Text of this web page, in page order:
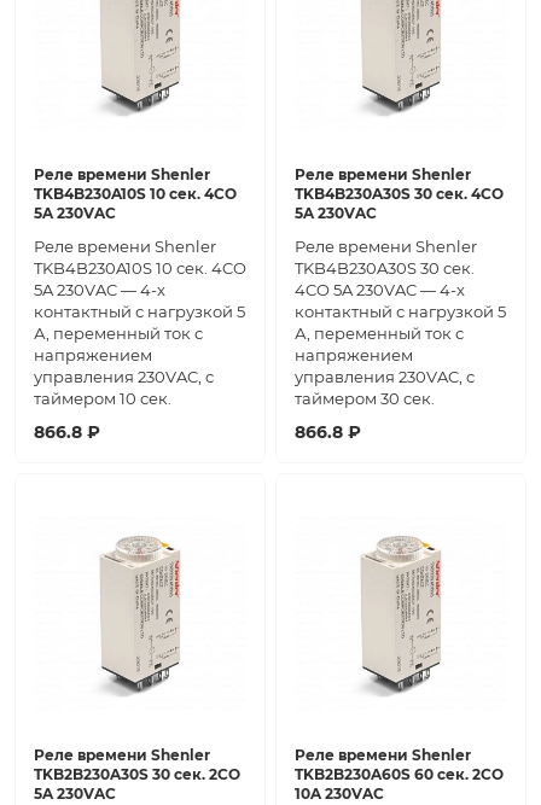
Реле времени Shenler
TKB4B230A10S 10 сек. 4CO
5A 230VAC
Реле времени Shenler
TKB4B230A10S 10 сек. 4CO
5A 230VAC — 4-х
контактный с нагрузкой 5
А, переменный ток с
напряжением
управления 230VAC, с
таймером 10 сек.
866.8 ₽
Реле времени Shenler
TKB4B230A30S 30 сек. 4CO
5A 230VAC
Реле времени Shenler
TKB4B230A30S 30 сек.
4CO 5A 230VAC — 4-х
контактный с нагрузкой 5
А, переменный ток с
напряжением
управления 230VAC, с
таймером 30 сек.
866.8 ₽
Реле времени Shenler
TKB2B230A30S 30 сек. 2СО
5A 230VAC
Реле времени Shenler
TKB2B230A60S 60 сек. 2СО
10A 230VAC